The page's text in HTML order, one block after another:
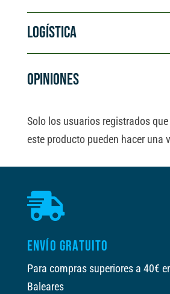
LOGÍSTICA
OPINIONES
Solo los usuarios registrados
este producto pueden hacer una

ENVÍO GRATUITO
Para compras superiores a 40€
Baleares